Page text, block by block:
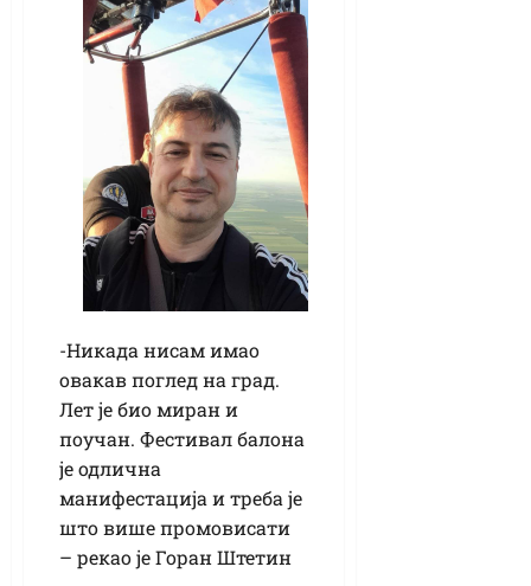
-Никада нисам имао
овакав поглед на град.
Лет је био миран и
поучан. Фестивал балона
је одлична
манифестација и треба је
што више промовисати
– рекао је Горан Штетин